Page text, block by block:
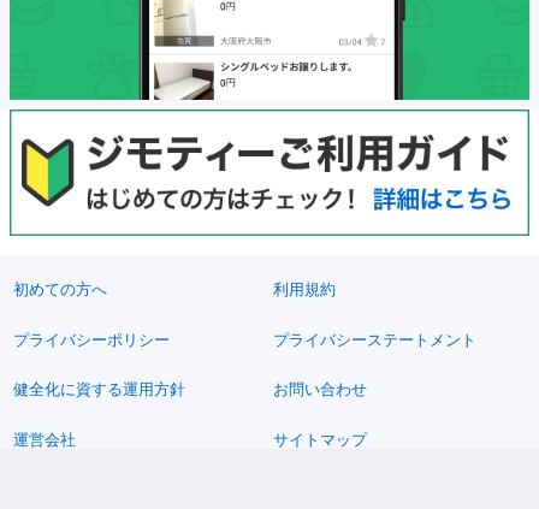
初めての方へ 利用規約
プライバシーポリシー プライバシーステートメント
健全化に資する運用方針 お問い合わせ
運営会社 サイトマップ